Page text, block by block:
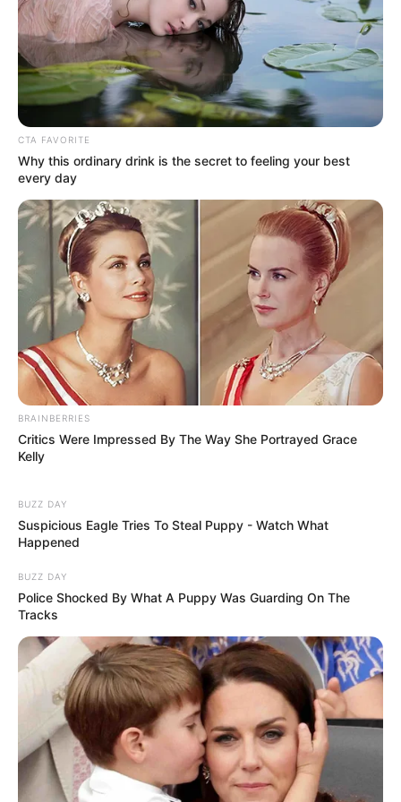
Csendes Olivér azon kevés magyar állami
cégvezetők közé tartozott, akik euróban kapták a
fizetésüket: 2024-ben 7500 eurós , nagyjából2,85
millió forintos havi díjazással érkezett Budapestre
ausztriai munkahelyéről.
Karrierje eddig is nemzetközi környezetben ívelt
felfelé. Diplomata családban született, gyerekkorát
édesapja külföldi állomáshelyein töltötte, több
országban járt iskolába, majdBécsben és
Oxfordbanfolytatta felsőfokú tanulmányait.2022
januárjában nevezték ki az
Österreich Werbung
azaz az Osztrák Nemzeti Idegenforgalmi Hivatal
digitális és innovációs igazgatójává – innen hívta át
a Magyar Turisztikai Ügynökség.
CTA FAVORITE
Why this ordinary drink is the secret to feeling your best
every day
BRAINBERRIES
Critics Were Impressed By The Way She Portrayed Grace
Kelly
BUZZ DAY
Suspicious Eagle Tries To Steal Puppy - Watch What
Happened
BUZZ DAY
Police Shocked By What A Puppy Was Guarding On The
Tracks